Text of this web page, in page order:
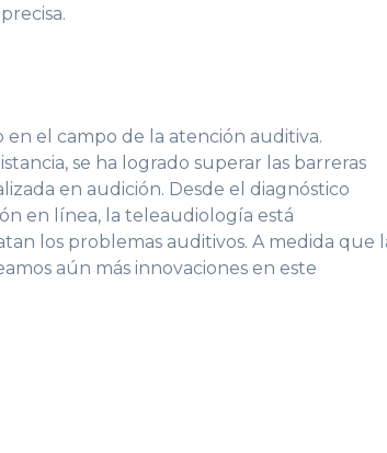
el campo de la atención auditiva.
se ha logrado superar las barreras
en audición. Desde el diagnóstico
en línea, la teleaudiología está
los problemas auditivos. A medida que
aún más innovaciones en este